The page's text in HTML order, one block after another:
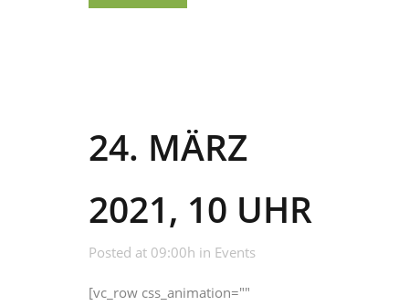
24. MÄRZ
2021, 10 UHR
Posted at 09:00h in Events
[vc_row css_animation=""